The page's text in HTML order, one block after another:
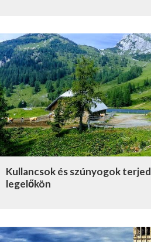
Kullancsok és szúnyogok
legelőkön